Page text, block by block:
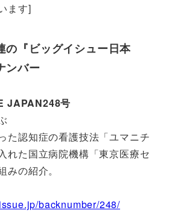
ます]
の『ビッグイシュー日本
ンバー
JAPAN248号
た認知症の看護技法「ユマニチ
れた国立病院機構「東京医療セ
みの紹介。
backnumber/248/